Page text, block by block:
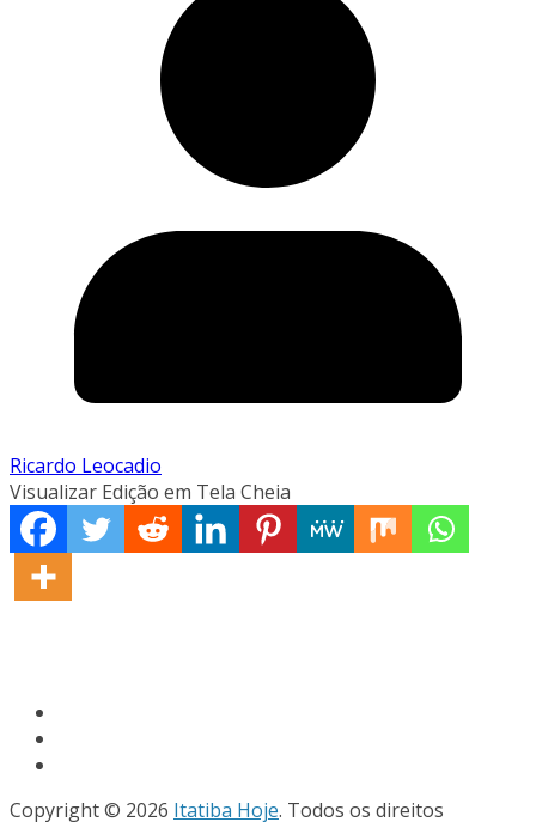
Ricardo Leocadio
Visualizar Edição em Tela Cheia
Copyright © 2026 Itatiba Hoje. Todos os direitos